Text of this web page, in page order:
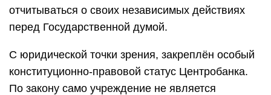
отчитываться о своих независимых действиях
перед Государственной думой.
С юридической точки зрения, закреплён особый
конституционно-правовой статус Центробанка.
По закону само учреждение не является